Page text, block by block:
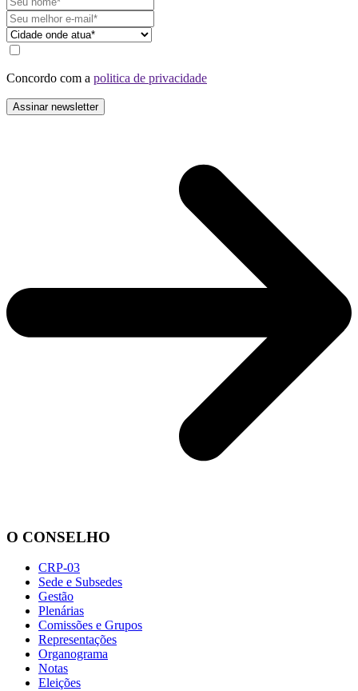
Concordo com a politica de privacidade
O CONSELHO
CRP-03
Sede e Subsedes
Gestão
Plenárias
Comissões e Grupos
Representações
Organograma
Notas
Eleições